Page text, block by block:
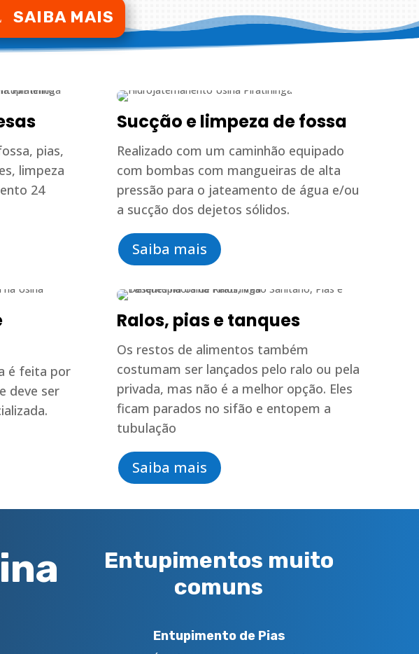
SAIBA MAIS
pias,
limpeza
24
é feita por
deve ser
Sucção e limpeza de fossa
Realizado com um caminhão equipado
com bombas com mangueiras de alta
pressão para o jateamento de água e/ou
a sucção dos dejetos sólidos.
Saiba mais
Ralos, pias e tanques
Os restos de alimentos também
costumam ser lançados pelo ralo ou pela
privada, mas não é a melhor opção. Eles
ficam parados no sifão e entopem a
tubulação
Saiba mais
Entupimentos muito
comuns
Entupimento de Pias